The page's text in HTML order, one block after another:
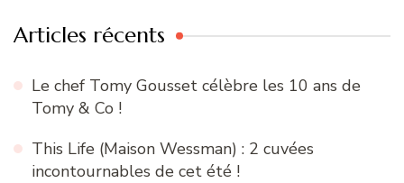
Articles récents
Le chef Tomy Gousset célèbre les 10 ans de
Tomy & Co !
This Life (Maison Wessman) : 2 cuvées
incontournables de cet été !